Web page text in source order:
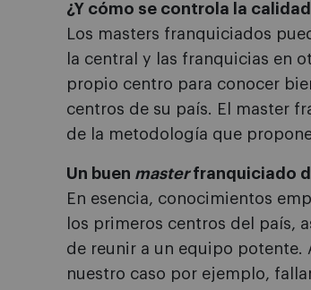
¿Y cómo se controla la
Los masters franquiciados
la central y las franquicias en
propio centro para conocer
centros de su país. El master
de la metodología que
Un buen masterfranquiciado
En esencia, conocimientos
los primeros centros del país,
de reunir a un equipo potente.
nuestro caso por ejemplo,